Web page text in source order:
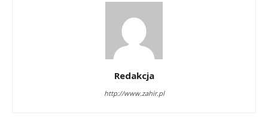
Redakcja
http://www.zahir.pl